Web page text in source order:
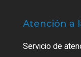
Atención a
Servicio de